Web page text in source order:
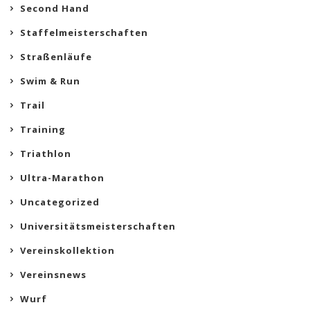
Second Hand
Staffelmeisterschaften
Straßenläufe
Swim & Run
Trail
Training
Triathlon
Ultra-Marathon
Uncategorized
Universitätsmeisterschaften
Vereinskollektion
Vereinsnews
Wurf